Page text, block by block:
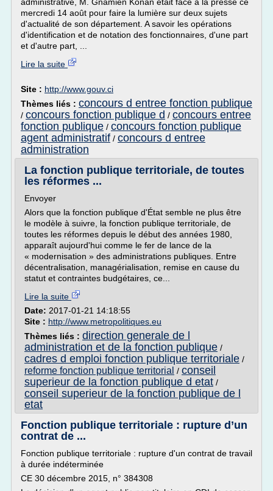
mercredi 14 août pour faire la lumière sur deux sujets
d'actualité de son département. A savoir les opérations
d'identification et de notation des fonctionnaires, d'une part
et d'autre part, ...
Lire la suite
Site : http://www.gouv.ci
Thèmes liés : concours d entree fonction publique
/ concours fonction publique d / concours entree
fonction publique / concours fonction publique
agent administratif / concours d entree
administration
La fonction publique territoriale, de toutes
les réformes ...
Envoyer
Alors que la fonction publique d'État semble ne plus être
le modèle à suivre, la fonction publique territoriale, de
toutes les réformes depuis le début des années 1980,
apparaît aujourd'hui comme le fer de lance de la
« modernisation » des administrations publiques. Entre
décentralisation, managérialisation, remise en cause du
statut et contraintes budgétaires, ce...
Lire la suite
Date: 2017-01-21 14:18:55
Site : http://www.metropolitiques.eu
Thèmes liés : direction generale de l
administration et de la fonction publique /
cadres d emploi fonction publique territoriale /
reforme fonction publique territorial / conseil
superieur de la fonction publique d etat /
conseil superieur de la fonction publique de l
etat
Fonction publique territoriale : rupture d’un
contrat de ...
Fonction publique territoriale : rupture d'un contrat de travail
à durée indéterminée
CE 30 décembre 2015, n° 384308